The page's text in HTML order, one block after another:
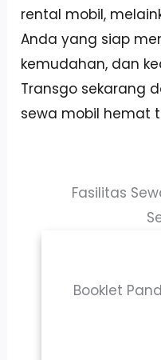
rental mobil,
Anda yang siap
kemudahan, dan
Transgo sekarang
sewa mobil hemat
Fasilitas
Booklet